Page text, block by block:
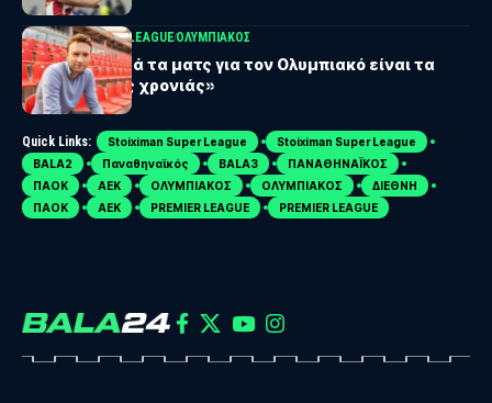
UEFA CHAMPIONS LEAGUEΟΛΥΜΠΙΑΚΟΣ
Ρόλφες: «Αυτά τα ματς για τον Ολυμπιακό είναι τα
παιχνίδια της χρονιάς»
Quick Links: Stoiximan Super League
Stoiximan Super League
BALA2
Παναθηναϊκός BALA3
ΠΑΝΑΘΗΝΑΪΚΟΣ
ΠΑΟΚ
ΑΕΚ ΟΛΥΜΠΙΑΚΟΣ ΟΛΥΜΠΙΑΚΟΣ
ΔΙΕΘΝΗ
ΠΑΟΚ
ΑΕΚ PREMIER LEAGUE PREMIER LEAGUE